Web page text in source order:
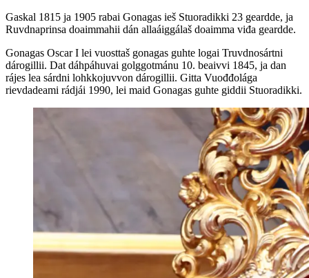
Gaskal 1815 ja 1905 rabai Gonagas ieš Stuoradikki 23 geardde, ja
Ruvdnaprinsa doaimmahii dán allaáiggálaš doaimma viđa geardde.
Gonagas Oscar I lei vuosttaš gonagas guhte logai Truvdnosártni
dárogillii. Dat dáhpáhuvai golggotmánu 10. beaivvi 1845, ja dan
rájes lea sárdni lohkkojuvvon dárogillii. Gitta Vuođđolága
rievdadeami rádjái 1990, lei maid Gonagas guhte giddii Stuoradikki.